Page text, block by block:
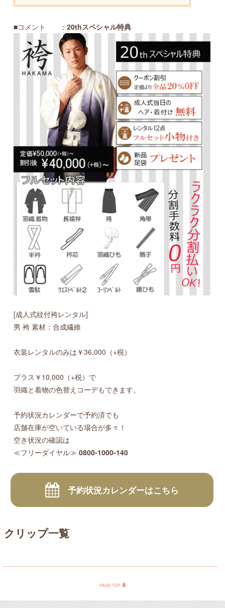
■コメント ： 20thスペシャル特典
[成人式紋付袴レンタル]
男 袴 素材：合成繊維
衣装レンタルのみは￥36,000（+税）
プラス￥10,000（+税）で
羽織と着物の色替えコーデもできます。
予約状況カレンダーで予約済でも
店舗在庫が空いている場合が多々！
空き状況の確認は
≪フリーダイヤル≫ 0800-1000-140
予約状況カレンダーはこちら
クリップ一覧